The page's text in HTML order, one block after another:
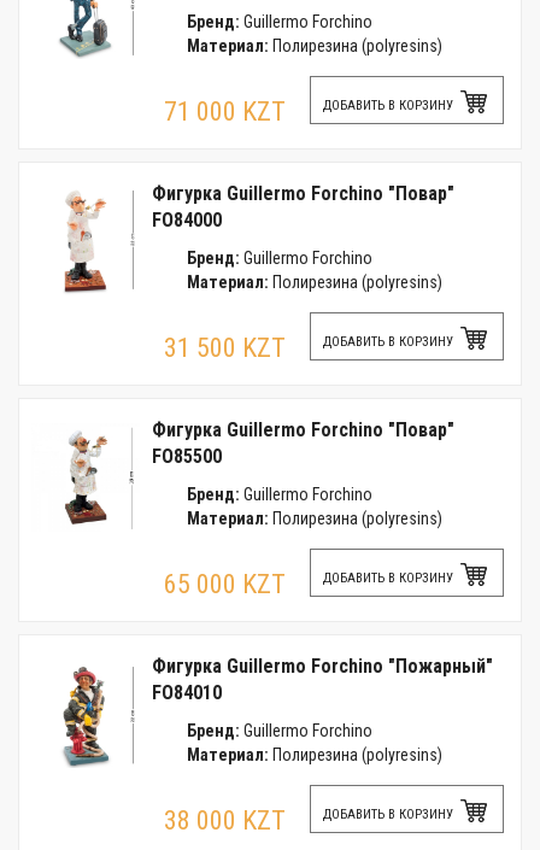
Бренд: Guillermo Forchino
Материал: Полирезина (polyresins)
71 000 KZT ДОБАВИТЬ В КОРЗИНУ
Фигурка Guillermo Forchino "Повар"
FO84000
Бренд: Guillermo Forchino
Материал: Полирезина (polyresins)
31 500 KZT ДОБАВИТЬ В КОРЗИНУ
Фигурка Guillermo Forchino "Повар"
FO85500
Бренд: Guillermo Forchino
Материал: Полирезина (polyresins)
65 000 KZT ДОБАВИТЬ В КОРЗИНУ
Фигурка Guillermo Forchino "Пожарный"
FO84010
Бренд: Guillermo Forchino
Материал: Полирезина (polyresins)
38 000 KZT ДОБАВИТЬ В КОРЗИНУ